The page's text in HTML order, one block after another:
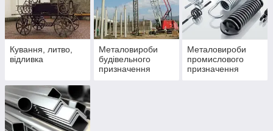
Кування, литво,
відливка
Металовироби
будівельного
призначення
Металовироби
промислового
призначення